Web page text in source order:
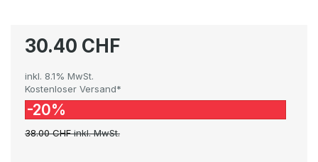
30.40 CHF
inkl. 8.1% MwSt.
Kostenloser Versand*
-20%
38.00 CHFinkl. MwSt.